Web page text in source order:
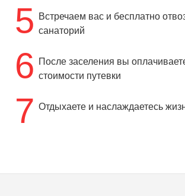
5
Встречаем вас и бесплатно
санаторий
6
После заселения вы
стоимости путевки
7 Отдыхаете и наслаждаетесь